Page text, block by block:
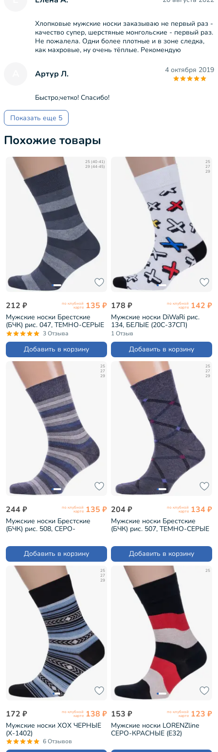
Хлопковые мужские носки заказываю не первый раз -
качество супер, шерстяные монгольские - первый раз.
Не пожалела. Одни более плотные и в зоне следка,
как махровые, ну очень тёплые. Рекомендую
Артур Л. 4 октября 2019
Быстро,четко! Спасибо!
Показать еще 5
Похожие товары
25 (40-41)
29 (44-45)
212 ₽ по клубной
карте 135 ₽
Мужские носки Брестские
(БЧК) рис. 047, ТЕМНО-СЕРЫЕ
(15С2125)
3 Отзыва
Добавить в корзину
25
27
29
178 ₽ по клубной
карте 142 ₽
Мужские носки DiWaRi рис.
134, БЕЛЫЕ (20С-37СП)
1 Отзыв
Добавить в корзину
25
27
29
244 ₽ по клубной
карте 135 ₽
Мужские носки Брестские
(БЧК) рис. 508, СЕРО-
(15с2125)
Добавить в корзину
25
27
29
204 ₽ по клубной
карте 134 ₽
Мужские носки Брестские
(БЧК) рис. 507, ТЕМНО-СЕРЫЕ
Добавить в корзину
25
27
29
172 ₽ по клубной
карте 138 ₽
Мужские носки ХОХ ЧЕРНЫЕ
(X-1402)
6 Отзывов
25
153 ₽ по клубной
карте 123 ₽
Мужские носки LORENZline
СЕРО-КРАСНЫЕ (Е32)